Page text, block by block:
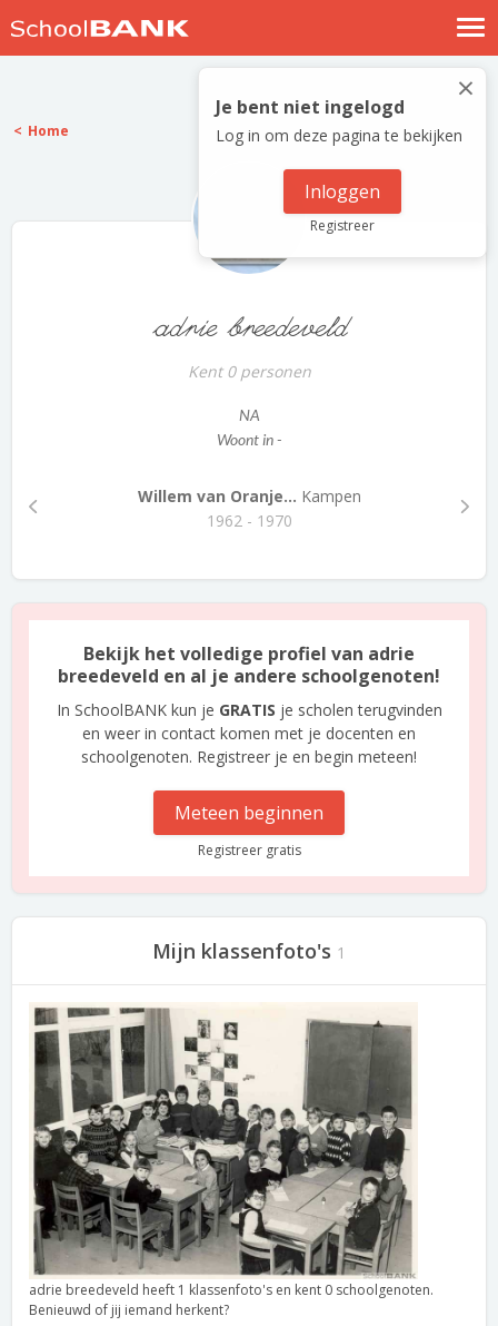
Nostalgische verhalen
Log in
Meld je gratis aan
×
Je bent niet ingelogd
Log in om deze pagina te bekijken
Inloggen
Registreer
Home
adrie breedeveld
Kent 0 personen
NA
Woont in -
Willem van Oranje... Kampen
1962 - 1970
Bekijk het volledige profiel van adrie
breedeveld en al je andere schoolgenoten!
In SchoolBANK kun je GRATIS je scholen terugvinden
en weer in contact komen met je docenten en
schoolgenoten. Registreer je en begin meteen!
Meteen beginnen
Registreer gratis
Mijn klassenfoto's 1
adrie breedeveld heeft 1 klassenfoto's en kent 0 schoolgenoten.
Benieuwd of jij iemand herkent?